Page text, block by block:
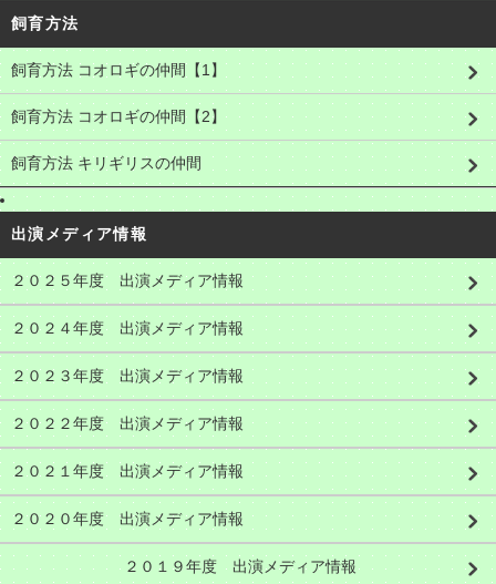
飼育方法
飼育方法 コオロギの仲間【1】
飼育方法 コオロギの仲間【2】
飼育方法 キリギリスの仲間
出演メディア情報
２０２５年度 出演メディア情報
２０２４年度 出演メディア情報
２０２３年度 出演メディア情報
２０２２年度 出演メディア情報
２０２１年度 出演メディア情報
２０２０年度 出演メディア情報
２０１９年度 出演メディア情報